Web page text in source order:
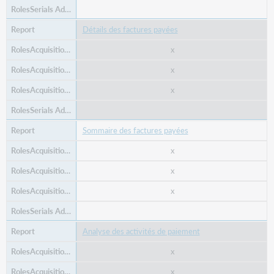
Détails des factures payées
x
x
x
Sommaire des factures payées
x
x
x
Analyse des activités de paiement
x
x